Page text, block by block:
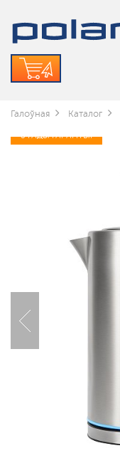
Галоўная Каталог
3 ГАДЫ ГАРАНТЫІ